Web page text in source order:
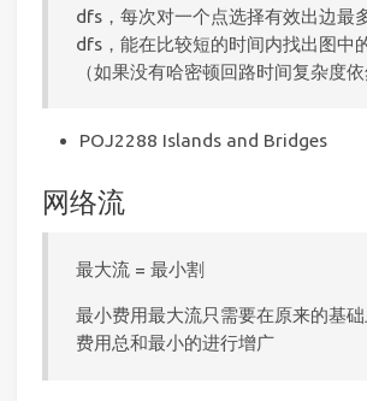
dfs，每次对一个点选择有效出边最
dfs，能在比较短的时间内找出图中
（如果没有哈密顿回路时间复杂度
POJ2288 Islands and Bridges
网络流
最大流 = 最小割
最小费用最大流只需要在原来的基
费用总和最小的进行增广